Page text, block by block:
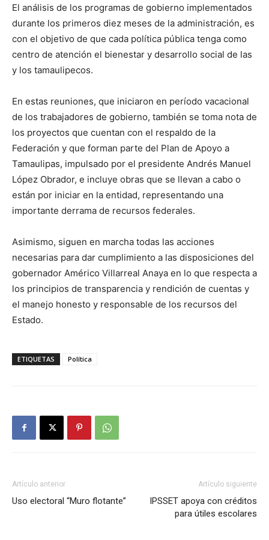
El análisis de los programas de gobierno implementados
durante los primeros diez meses de la administración, es
con el objetivo de que cada política pública tenga como
centro de atención el bienestar y desarrollo social de las
y los tamaulipecos.
En estas reuniones, que iniciaron en período vacacional
de los trabajadores de gobierno, también se toma nota de
los proyectos que cuentan con el respaldo de la
Federación y que forman parte del Plan de Apoyo a
Tamaulipas, impulsado por el presidente Andrés Manuel
López Obrador, e incluye obras que se llevan a cabo o
están por iniciar en la entidad, representando una
importante derrama de recursos federales.
Asimismo, siguen en marcha todas las acciones
necesarias para dar cumplimiento a las disposiciones del
gobernador Américo Villarreal Anaya en lo que respecta a
los principios de transparencia y rendición de cuentas y
el manejo honesto y responsable de los recursos del
Estado.
ETIQUETAS Política
Artículo anterior
Uso electoral “Muro flotante”
Artículo siguiente
IPSSET apoya con créditos
para útiles escolares